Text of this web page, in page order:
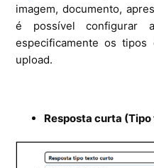
imagem, documento,
é possível configurar
especificamente os
upload.
Resposta curta